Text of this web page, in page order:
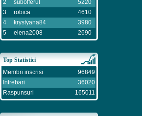
2
subofferul
5220
3
robica
4610
4
krystyana84
3980
5
elena2008 2690
Top Statistici
Membri inscrisi
96849
Intrebari
36020
Raspunsuri
165011